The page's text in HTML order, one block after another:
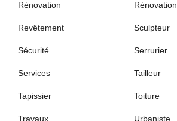
Rénovation Rénovation
Revêtement Sculpteur
Sécurité Serrurier
Services Tailleur
Tapissier Toiture
Travaux Urbaniste